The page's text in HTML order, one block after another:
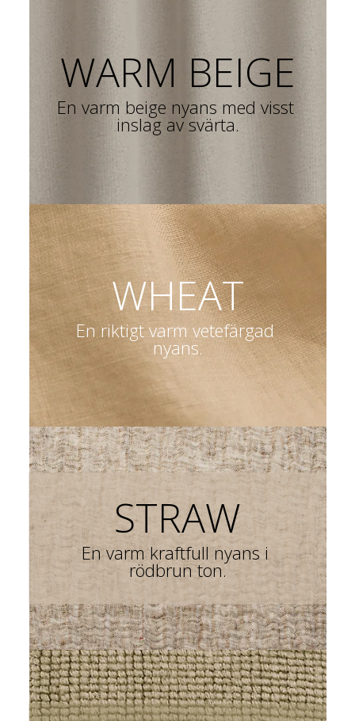
WARM BEIGE
En varm beige nyans med visst
inslag av svärta.
WHEAT
En riktigt varm vetefärgad
nyans.
STRAW
En varm kraftfull nyans i
rödbrun ton.